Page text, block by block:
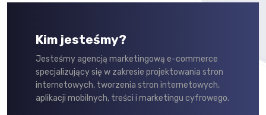
Kim jesteśmy?
Jesteśmy agencją marketingową e-commerce
specjalizujący się w zakresie projektowania stron
internetowych, tworzenia stron internetowych,
aplikacji mobilnych, treści i marketingu cyfrowego.